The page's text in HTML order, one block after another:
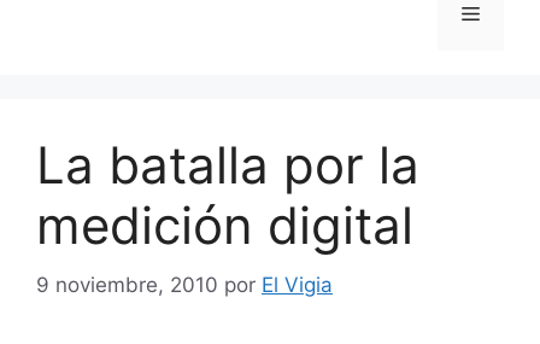
Menú
La batalla por la
medición digital
9 noviembre, 2010 por El Vigia